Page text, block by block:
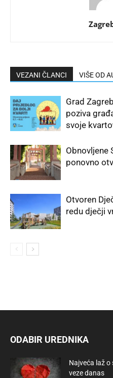
VEZANI ČLANCI VIŠE OD
Grad
poziva
svoje
Obnovljene
ponovno
Otvoren
redu dječji
ODABIR UREDNIKA
Najveća laž
veze danas